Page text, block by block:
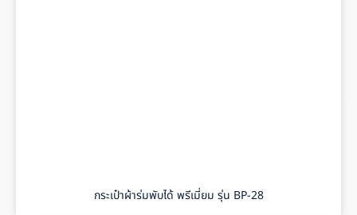
กระเป๋าผ้าร่มพับได้ พรีเมี่ยม รุ่น BP-28